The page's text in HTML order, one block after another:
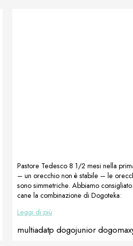
Pastore Tedesco 8 1/2 mesi nella
– un orecchio non è stabile – le
sono simmetriche. Abbiamo
cane la combinazione di Dogoteka:
DogoMaxy poiché il cane aveva
aiuto urgente avendo avuto già 8 mesi.
L’immagine a destra mostra lo stesso
Leggi di più
multiadatp dogojunior